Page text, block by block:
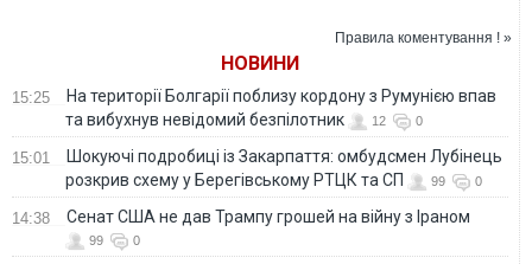
Правила коментування ! »
НОВИНИ
15:25
На території Болгарії поблизу кордону з Румунією впав
та вибухнув невідомий безпілотник
12 0
15:01
Шокуючі подробиці із Закарпаття: омбудсмен Лубінець
розкрив схему у Берегівському РТЦК та СП
99 0
14:38 Сенат США не дав Трампу грошей на війну з Іраном
99 0